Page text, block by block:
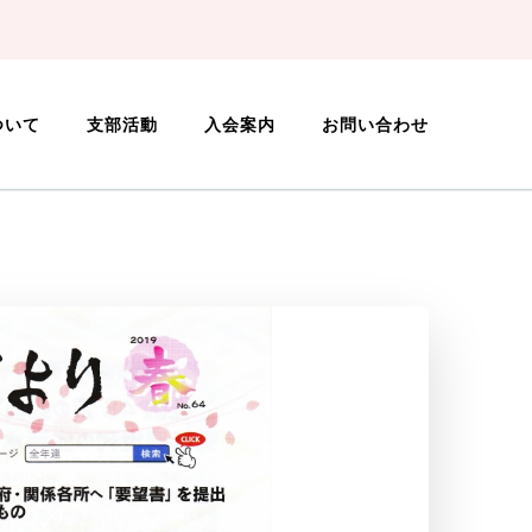
て 支部活動 入会案内 お問い合わせ